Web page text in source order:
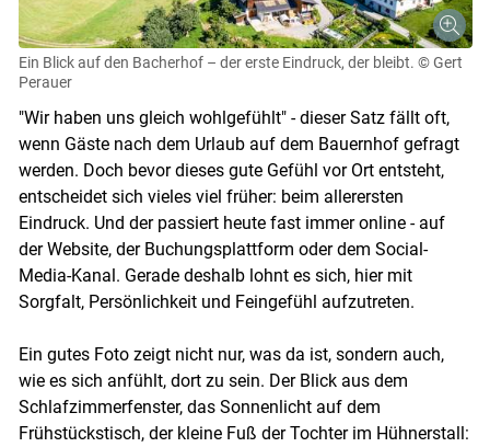
Ein Blick auf den Bacherhof – der erste Eindruck, der bleibt. © Gert
Perauer
"Wir haben uns gleich wohlgefühlt" - dieser Satz fällt oft,
wenn Gäste nach dem Urlaub auf dem Bauernhof gefragt
werden. Doch bevor dieses gute Gefühl vor Ort entsteht,
entscheidet sich vieles viel früher: beim allerersten
Eindruck. Und der passiert heute fast immer online - auf
der Website, der Buchungsplattform oder dem Social-
Media-Kanal. Gerade deshalb lohnt es sich, hier mit
Sorgfalt, Persönlichkeit und Feingefühl aufzutreten.
Ein gutes Foto zeigt nicht nur, was da ist, sondern auch,
wie es sich anfühlt, dort zu sein. Der Blick aus dem
Schlafzimmerfenster, das Sonnenlicht auf dem
Frühstückstisch, der kleine Fuß der Tochter im Hühnerstall: